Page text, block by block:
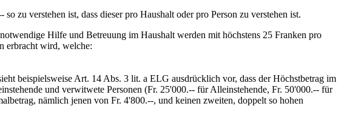
zu verstehen ist, dass dieser pro Haushalt oder pro Person zu verstehen ist.
Hilfe und Betreuung im Haushalt werden mit höchstens 25 Franken pro
erbracht wird, welche:
beispielsweise Art. 14 Abs. 3 lit. a ELG ausdrücklich vor, dass der Höchstbetrag im
und verwitwete Personen (Fr. 25'000.-- für Alleinstehende, Fr. 50'000.-- für
nämlich jenen von Fr. 4'800.--, und keinen zweiten, doppelt so hohen